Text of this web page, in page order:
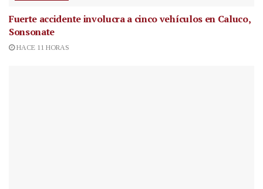
Fuerte accidente involucra a cinco vehículos en Caluco,
Sonsonate
HACE 11 HORAS